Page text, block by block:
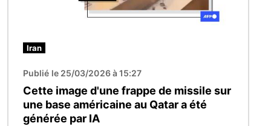
Iran
Publié le 25/03/2026 à 15:27
Cette image d'une frappe de missile sur
une base américaine au Qatar a été
générée par IA